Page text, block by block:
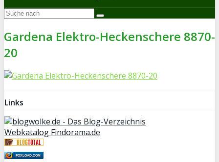
Gardena Elektro-Heckenschere 8870-
20
Links
Webkatalog Findorama.de
FOXLOAD.COM